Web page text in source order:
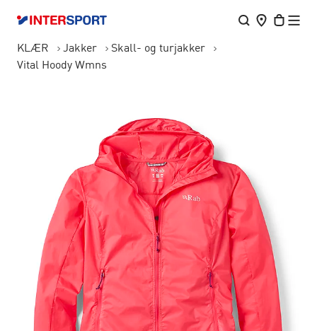
KLÆR Jakker
Skall- og turjakker
Vital Hoody Wmns